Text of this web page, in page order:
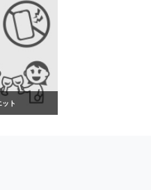
ト